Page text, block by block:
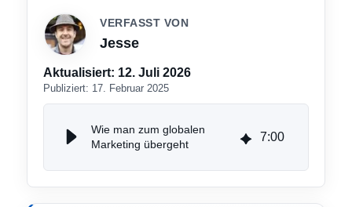
VERFASST VON
Jesse
Aktualisiert: 12. Juli 2026
Publiziert: 17. Februar 2025
Wie man zum globalen
Marketing übergeht
7:00